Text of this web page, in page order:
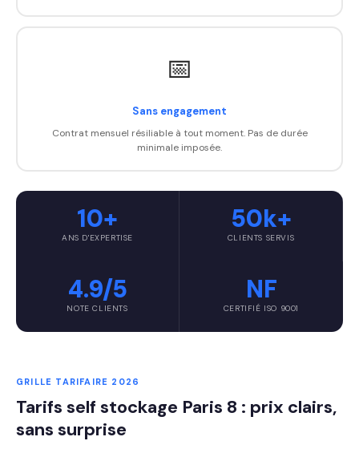
📅
Sans engagement
Contrat mensuel résiliable à tout moment. Pas de durée
minimale imposée.
10+
ANS D'EXPERTISE
50k+
CLIENTS SERVIS
4.9/5
NOTE CLIENTS
NF
CERTIFIÉ ISO 9001
GRILLE TARIFAIRE 2026
Tarifs self stockage Paris 8 : prix clairs,
sans surprise